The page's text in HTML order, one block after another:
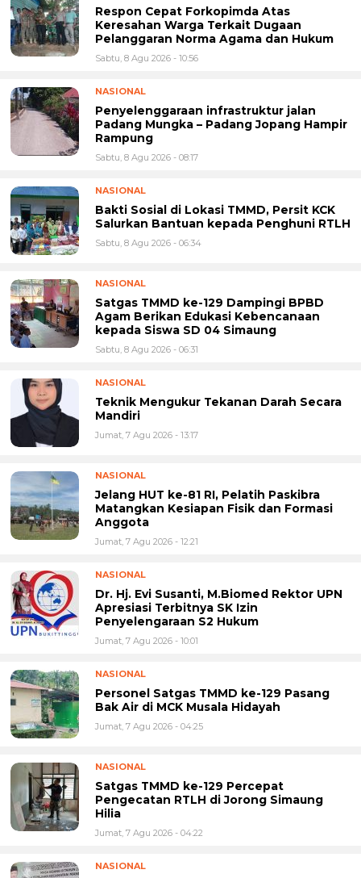
Respon Cepat Forkopimda Atas
Keresahan Warga Terkait Dugaan
Pelanggaran Norma Agama dan Hukum
Sabtu, 8 Agu 2026 - 10:56
NASIONAL
Penyelenggaraan infrastruktur jalan
Padang Mungka – Padang Jopang Hampir
Rampung
Sabtu, 8 Agu 2026 - 08:17
NASIONAL
Bakti Sosial di Lokasi TMMD, Persit KCK
Salurkan Bantuan kepada Penghuni RTLH
Sabtu, 8 Agu 2026 - 06:34
NASIONAL
Satgas TMMD ke-129 Dampingi BPBD
Agam Berikan Edukasi Kebencanaan
kepada Siswa SD 04 Simaung
Sabtu, 8 Agu 2026 - 06:31
NASIONAL
Teknik Mengukur Tekanan Darah Secara
Mandiri
Jumat, 7 Agu 2026 - 13:17
NASIONAL
Jelang HUT ke-81 RI, Pelatih Paskibra
Matangkan Kesiapan Fisik dan Formasi
Anggota
Jumat, 7 Agu 2026 - 12:21
NASIONAL
Dr. Hj. Evi Susanti, M.Biomed Rektor UPN
Apresiasi Terbitnya SK Izin
Penyelengaraan S2 Hukum
Jumat, 7 Agu 2026 - 10:01
NASIONAL
Personel Satgas TMMD ke-129 Pasang
Bak Air di MCK Musala Hidayah
Jumat, 7 Agu 2026 - 04:25
NASIONAL
Satgas TMMD ke-129 Percepat
Pengecatan RTLH di Jorong Simaung
Hilia
Jumat, 7 Agu 2026 - 04:22
NASIONAL